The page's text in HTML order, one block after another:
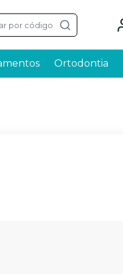
por código
Ortodontia